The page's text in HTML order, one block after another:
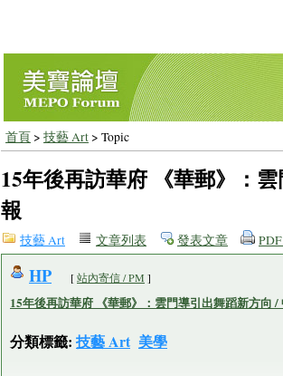
首頁> 技藝 Art> Topic
15年後再訪華府 《華郵》：
報
技藝 Art 文章列表 發表文章
HP [站內寄信 / PM ]
15年後再訪華府 《華郵》：雲門導引出舞蹈新方向 /
分類標籤: 技藝 Art 美學